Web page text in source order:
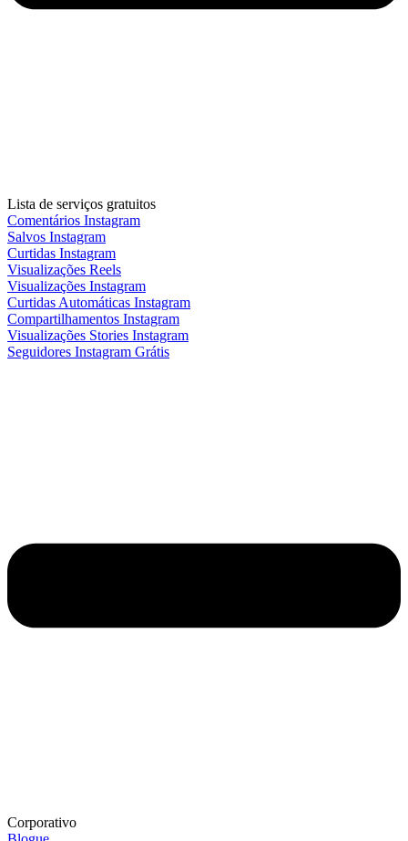
Lista de serviços gratuitos
Comentários Instagram
Salvos Instagram
Curtidas Instagram
Visualizações Reels
Visualizações Instagram
Curtidas Automáticas Instagram
Compartilhamentos Instagram
Visualizações Stories Instagram
Seguidores Instagram Grátis
Corporativo